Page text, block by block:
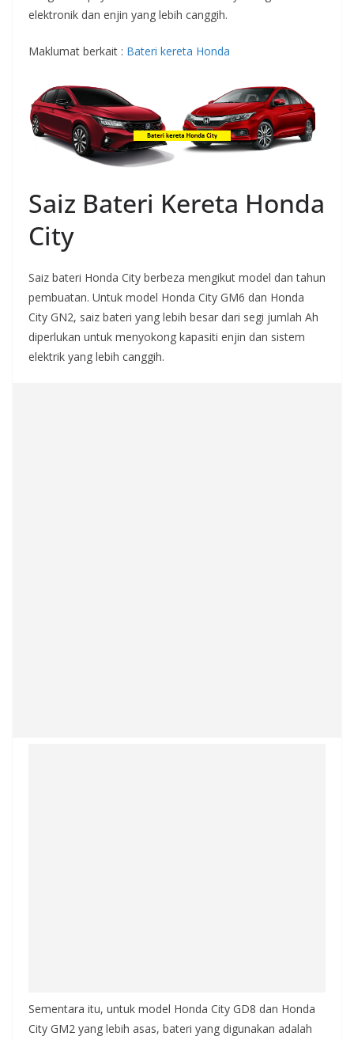
elektronik dan enjin yang lebih canggih.
Maklumat berkait : Bateri kereta Honda
Saiz Bateri Kereta Honda
City
Saiz bateri Honda City berbeza mengikut model dan tahun
pembuatan. Untuk model Honda City GM6 dan Honda
City GN2, saiz bateri yang lebih besar dari segi jumlah Ah
diperlukan untuk menyokong kapasiti enjin dan sistem
elektrik yang lebih canggih.
Sementara itu, untuk model Honda City GD8 dan Honda
City GM2 yang lebih asas, bateri yang digunakan adalah